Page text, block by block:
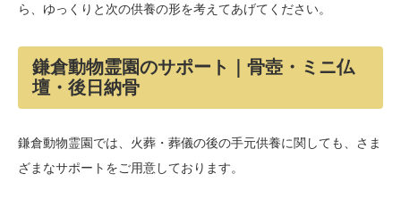
ら、ゆっくりと次の供養の形を考えてあげてください。
鎌倉動物霊園のサポート｜骨壺・ミニ仏
壇・後日納骨
鎌倉動物霊園では、火葬・葬儀の後の手元供養に関しても、さま
ざまなサポートをご用意しております。